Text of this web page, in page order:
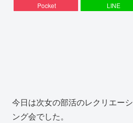
Pocket LINE
今日は次女の部活のレクリエー
ング会でした。